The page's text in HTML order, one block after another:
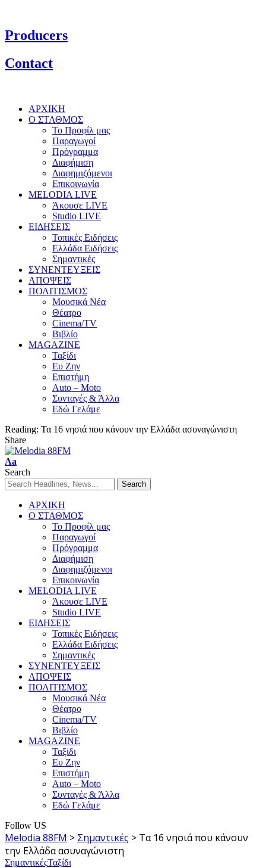
Producers
Contact
ΑΡΧΙΚΗ
Ο ΣΤΑΘΜΟΣ
Το Προφίλ μας
Παραγωγοί
Πρόγραμμα
Διαφήμιση
Διαφημιζόμενοι
Επικοινωνία
MELODIA LIVE
Άκουσε LIVE
Studio LIVE
ΕΙΔΗΣΕΙΣ
Τοπικές Ειδήσεις
Ελλάδα Ειδήσεις
Σημαντικές
ΣΥΝΕΝΤΕΥΞΕΙΣ
ΑΠΟΨΕΙΣ
ΠΟΛΙΤΙΣΜΟΣ
Μουσικά Νέα
Θέατρο
Cinema/TV
Βιβλίο
MAGAZINE
Ταξίδι
Ευ Ζην
Επιστήμη
Auto – Moto
Συνταγές & Άλλα
Εδώ Γελάμε
Reading: Τα 16 νησιά που κάνουν την Ελλάδα ασυναγώνιστη
Share
Aa
Search
ΑΡΧΙΚΗ
Ο ΣΤΑΘΜΟΣ
Το Προφίλ μας
Παραγωγοί
Πρόγραμμα
Διαφήμιση
Διαφημιζόμενοι
Επικοινωνία
MELODIA LIVE
Άκουσε LIVE
Studio LIVE
ΕΙΔΗΣΕΙΣ
Τοπικές Ειδήσεις
Ελλάδα Ειδήσεις
Σημαντικές
ΣΥΝΕΝΤΕΥΞΕΙΣ
ΑΠΟΨΕΙΣ
ΠΟΛΙΤΙΣΜΟΣ
Μουσικά Νέα
Θέατρο
Cinema/TV
Βιβλίο
MAGAZINE
Ταξίδι
Ευ Ζην
Επιστήμη
Auto – Moto
Συνταγές & Άλλα
Εδώ Γελάμε
Follow US
Melodia 88FM > Σημαντικές > Τα 16 νησιά που κάνουν
την Ελλάδα ασυναγώνιστη
ΣημαντικέςΤαξίδι